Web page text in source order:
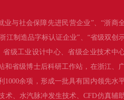
业与社会保障先进民营企业”、“浙商
江制造品字标认证企业”、“省级双创
级工业设计中心、省级企业技术中
和省级博士后科研工作站，在浙江、
1000余项，形成一批具有国内领先水
术、水汽脉冲发生技术、CFD仿真辅